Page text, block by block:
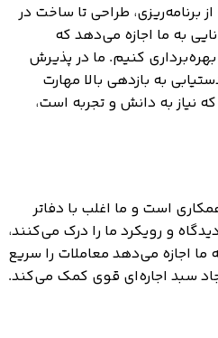
برنامه‌ریزی، طراحی تا ساخت در
به ما اجازه می‌دهد که
کنیم. ما در پذیرش
به بازدهی بالا مهارت
نیاز به دانش و تجربه است،
است و ما اغلب با دفاتر
و رویکرد ما را درک می‌کنند،
اجازه می‌دهد معاملات را سریع
سبد اجاره‌ای قوی کمک می‌کند.